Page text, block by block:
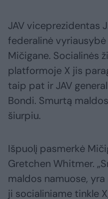
JAV viceprezidentas
federalinė
Mičigane. Socialinės
platformoje X jis
taip pat ir JAV
Bondi. Smurtą
šiurpiu.
Išpuolį pasmerkė
Gretchen Whitmer.
maldos namuose,
ji socialiniame tinkle